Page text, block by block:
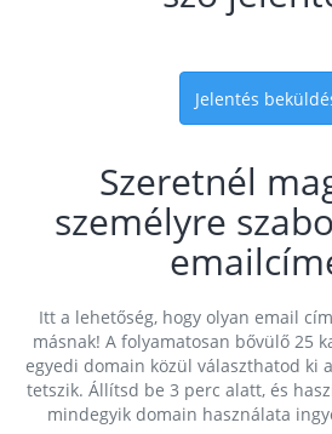
Jelentés
Szeretnél
személyre
Itt a lehetőség, hogy olyan email
másnak! A folyamatosan bővülő 25
egyedi domain közül választhatod ki
tetszik. Állítsd be 3 perc alatt, és
mindegyik domain használata